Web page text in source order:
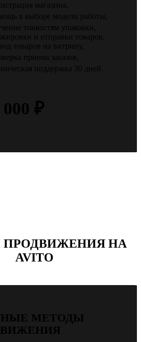
магазина,
в выборе модели работы,
тонкостям упаковки,
и отправки товаров,
товаров на витрину,
приема заказов,
поддержка 30 дней.
000 ₽
НА
AVITO
МЕТОДЫ